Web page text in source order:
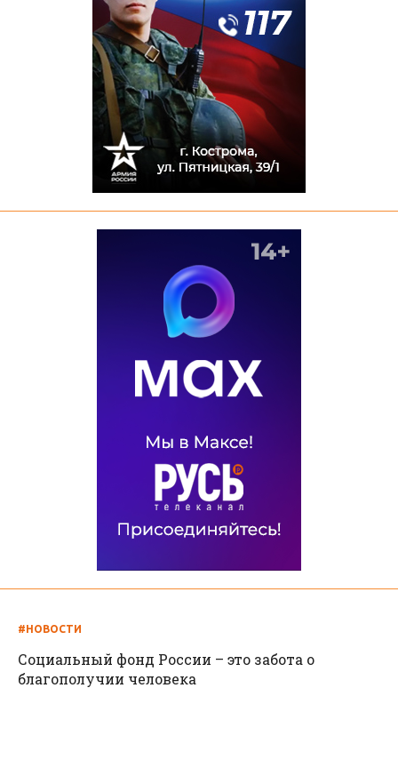
#НОВОСТИ
Социальный фонд России – это забота о
благополучии человека